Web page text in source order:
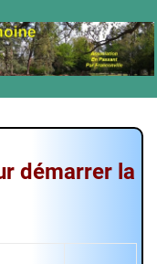
démarrer la